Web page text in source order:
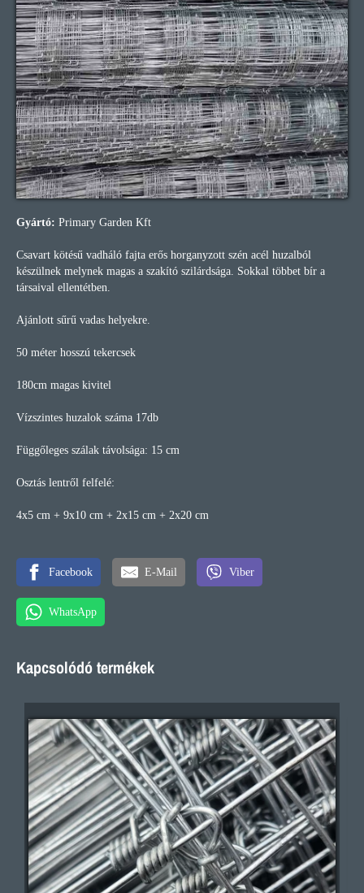
Gyártó: Primary Garden Kft
Csavart kötésű vadháló fajta erős horganyzott szén acél huzalból
készülnek melynek magas a szakító szilárdsága. Sokkal többet bír a
társaival ellentétben.
Ajánlott sűrű vadas helyekre.
50 méter hosszú tekercsek
180cm magas kivitel
Vízszintes huzalok száma 17db
Függőleges szálak távolsága: 15 cm
Osztás lentről felfelé:
4x5 cm + 9x10 cm + 2x15 cm + 2x20 cm
Facebook E-Mail Viber
WhatsApp
Kapcsolódó termékek